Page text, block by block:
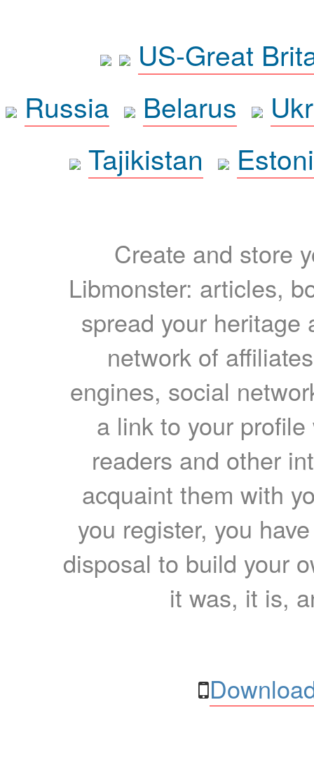
US-Great
Russia
Belarus
Tajikistan
Create and store
Libmonster: articles,
spread your heritage
network of
engines, social
a link to your
readers and other
acquaint them with
you register, you
disposal to build your
it was, it is,